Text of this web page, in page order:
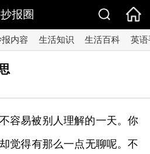
报圈
内容 生活知识 生活百科 英
容易被别人理解的一天。你
觉得有那么一点无聊呢。不